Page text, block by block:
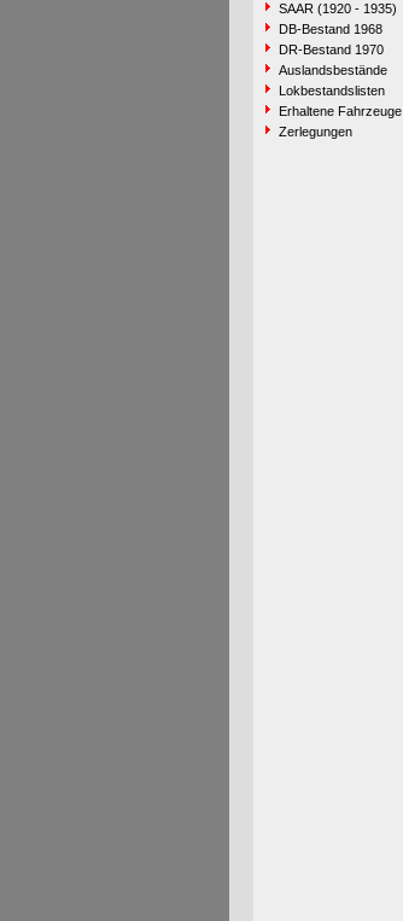
SAAR (1920 - 1935)
DB-Bestand 1968
DR-Bestand 1970
Auslandsbestände
Lokbestandslisten
Erhaltene Fahrzeuge
Zerlegungen